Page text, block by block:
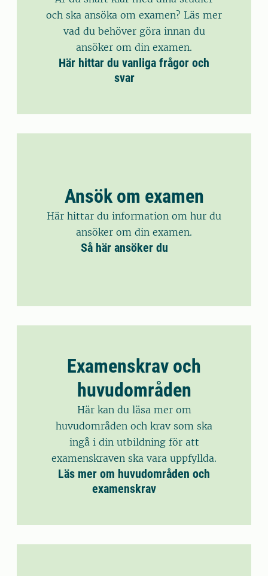
och ska ansöka om examen? Läs mer
vad du behöver göra innan du
ansöker om din examen.
Här hittar du vanliga frågor och
svar
Ansök om examen
Här hittar du information om hur du
ansöker om din examen.
Så här ansöker du
Examenskrav och
huvudområden
Här kan du läsa mer om
huvudområden och krav som ska
ingå i din utbildning för att
examenskraven ska vara uppfyllda.
Läs mer om huvudområden och
examenskrav